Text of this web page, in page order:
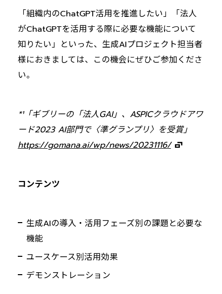
「組織内のChatGPT活用を推進したい」「法人
がChatGPTを活用する際に必要な機能について
知りたい」といった、生成AIプロジェクト担当者
様におきましては、この機会にぜひご参加くださ
い。
*¹「ギブリーの「法人GAI」、ASPICクラウドアワ
ード2023 AI部門で〈準グランプリ〉を受賞」
https://gomana.ai/wp/news/20231116/
コンテンツ
生成AIの導入・活用フェーズ別の課題と必要な
機能
ユースケース別活用効果
デモンストレーション